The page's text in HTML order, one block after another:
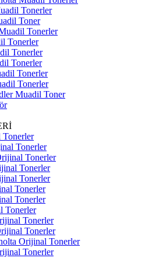
Tonerler
Toner
Tonerler
Tonerler
Tonerler
Tonerler
Tonerler
Tonerler
Muadil Toner
Tonerler
Tonerler
Tonerler
Tonerler
Tonerler
Tonerler
Tonerler
Tonerler
Tonerler
Orijinal Tonerler
Tonerler